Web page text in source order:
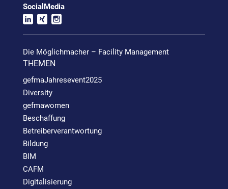
SocialMedia
Die Möglichmacher – Facility Management
THEMEN
gefmaJahresevent2025
Diversity
gefmawomen
Beschaffung
Betreiberverantwortung
Bildung
BIM
CAFM
Digitalisierung